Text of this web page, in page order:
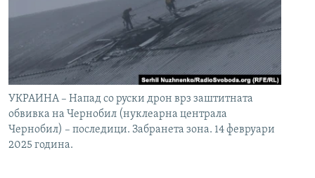
УКРАИНА – Напад со руски дрон врз заштитната
обвивка на Чернобил (нуклеарна централа
Чернобил) – последици. Забранета зона. 14 февруари
2025 година.